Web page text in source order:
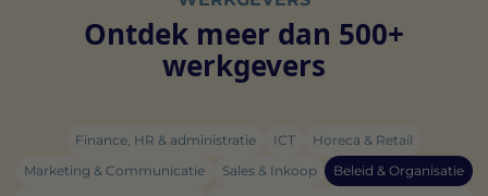
Ontdek meer dan 500+
werkgevers
Finance, HR & administratie ICT
Horeca & Retail
Marketing & Communicatie
Sales & Inkoop
Beleid & Organisatie